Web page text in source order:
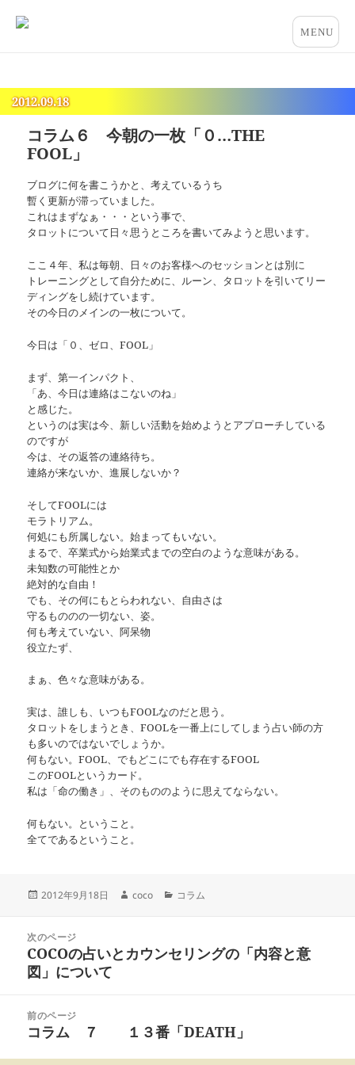
2012.09.18
コラム６ 今朝の一枚「０…THE
FOOL」
ブログに何を書こうかと、考えているうち
暫く更新が滞っていました。
これはまずなぁ・・・という事で、
タロットについて日々思うところを書いてみようと思います。
ここ４年、私は毎朝、日々のお客様へのセッションとは別に
トレーニングとして自分ために、ルーン、タロットを引いてリー
ディングをし続けています。
その今日のメインの一枚について。
今日は「０、ゼロ、FOOL」
まず、第一インパクト、
「あ、今日は連絡はこないのね」
と感じた。
というのは実は今、新しい活動を始めようとアプローチしている
のですが
今は、その返答の連絡待ち。
連絡が来ないか、進展しないか？
そしてFOOLには
モラトリアム。
何処にも所属しない。始まってもいない。
まるで、卒業式から始業式までの空白のような意味がある。
未知数の可能性とか
絶対的な自由！
でも、その何にもとらわれない、自由さは
守るもののの一切ない、姿。
何も考えていない、阿呆物
役立たず、
まぁ、色々な意味がある。
実は、誰しも、いつもFOOLなのだと思う。
タロットをしまうとき、FOOLを一番上にしてしまう占い師の方
も多いのではないでしょうか。
何もない。FOOL、でもどこにでも存在するFOOL
このFOOLというカード。
私は「命の働き」、そのもののように思えてならない。
何もない。ということ。
全てであるということ。
投
2012年9月18日
作
coco
カ
ー
コラム
次のページ
前
の
投
COCOの占いとカウンセリングの「内容と意
図」について
前のページ
次
コラム ７ １３番「DEATH」